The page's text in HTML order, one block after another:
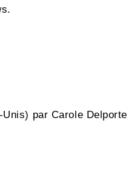
par Carole Delporte